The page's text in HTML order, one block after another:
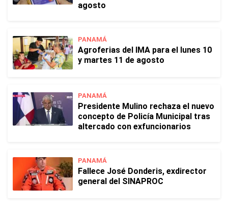
agosto
PANAMÁ
Agroferias del IMA para el lunes 10
y martes 11 de agosto
PANAMÁ
Presidente Mulino rechaza el nuevo
concepto de Policía Municipal tras
altercado con exfuncionarios
PANAMÁ
Fallece José Donderis, exdirector
general del SINAPROC